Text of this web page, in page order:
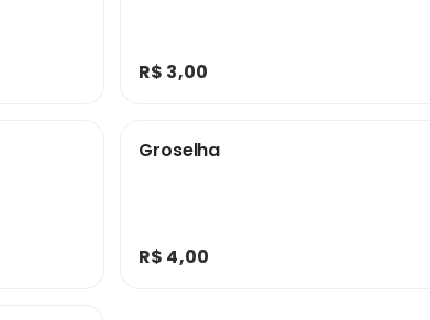
R$ 3,00
Groselha
R$ 4,00